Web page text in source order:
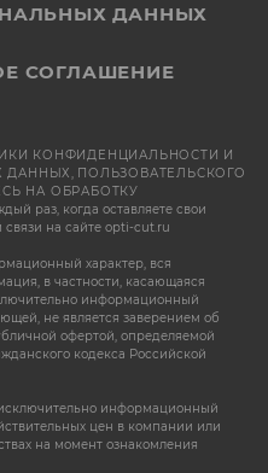
ДАННЫХ
СОГЛАШЕНИЕ
КОНФИДЕНЦИАЛЬНОСТИ И
ДАННЫХ, ПОЛЬЗОВАТЕЛЬСКОГО
НА ОБРАБОТКУ
раз, когда оставляете свои
на сайте opti-cut.ru
характер, вся
в частности, касающаяся
информационный
не является заверением об
офертой, определяемой
кодекса Российской
информационный
цен в компании или
на момент ознакомления